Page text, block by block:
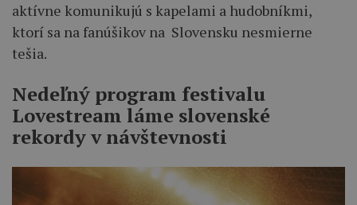
aktívne komunikujú s kapelami a hudobníkmi,
ktorí sa na fanúšikov na Slovensku nesmierne
tešia.
Nedeľný program festivalu
Lovestream láme slovenské
rekordy v návštevnosti